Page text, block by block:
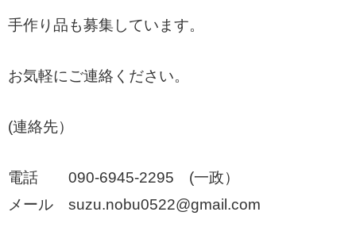
手作り品も募集しています。
お気軽にご連絡ください。
(連絡先）
電話 090-6945-2295 (一政）
メール suzu.nobu0522@gmail.com